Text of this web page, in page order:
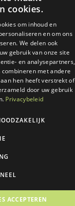
AN Zeist
13 - 3705MA Zeist
cookies.
om inhoud en
en om ons
We delen ook
gebruik van onze site
en analysepartners,
combineren met andere
hen heeft verstrekt of
door uw gebruik
Privacybeleid
ACCEPTEREN